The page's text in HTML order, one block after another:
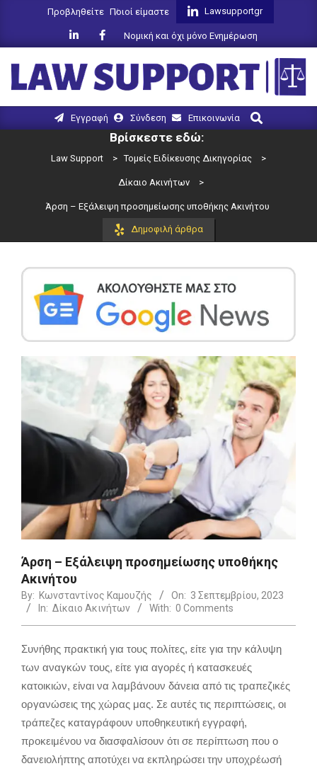
Προβληθείτε Ποιοί είμαστε Lawsupportgr
Νομική και όχι μόνο Ενημέρωση
LAW
SUPPORT
Navigation
Εγγραφή Σύνδεση Επικοινωνία
Search
Βρίσκεστε εδώ:
Law Support > Τομείς Ειδίκευσης Δικηγορίας >
Δίκαιο Ακινήτων >
Άρση – Εξάλειψη προσημείωσης υποθήκης Ακινήτου
Δημοφιλή άρθρα
Άρση – Εξάλειψη προσημείωσης υποθήκης
Ακινήτου
By: Κωνσταντίνος Καμουζής On: 3 Σεπτεμβρίου, 2023
In: Δίκαιο Ακινήτων With: 0 Comments
Συνήθης πρακτική για τους πολίτες, είτε για την κάλυψη
των αναγκών τους, είτε για αγορές ή κατασκευές
κατοικιών, είναι να λαμβάνουν δάνεια από τις τραπεζικές
οργανώσεις της χώρας μας. Σε αυτές τις περιπτώσεις, οι
τράπεζες καταγράφουν υποθηκευτική εγγραφή,
προκειμένου να διασφαλίσουν ότι σε περίπτωση που ο
δανειολήπτης αποτύχει να εκπληρώσει την υποχρέωσή